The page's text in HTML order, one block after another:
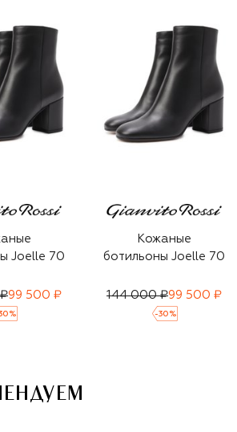
Joelle 70
99 500 ₽
%
Кожаные
ботильоны Joelle 70
144 000 ₽99 500 ₽
-30 %